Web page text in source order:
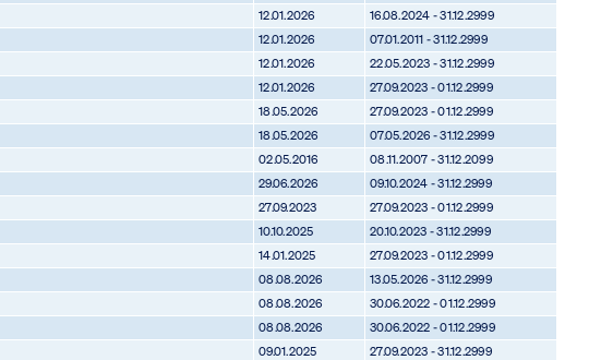
12.01.2026
16.08.2024 - 31.12.2999
12.01.2026
07.01.2011 - 31.12.2999
12.01.2026
22.05.2023 - 31.12.2999
12.01.2026
27.09.2023 - 01.12.2999
18.05.2026
27.09.2023 - 01.12.2999
18.05.2026
07.05.2026 - 31.12.2999
02.05.2016
08.11.2007 - 31.12.2099
29.06.2026
09.10.2024 - 31.12.2999
27.09.2023
27.09.2023 - 01.12.2999
10.10.2025
20.10.2023 - 31.12.2999
14.01.2025
27.09.2023 - 01.12.2999
08.08.2026
13.05.2026 - 31.12.2999
08.08.2026
30.06.2022 - 01.12.2999
08.08.2026
30.06.2022 - 01.12.2999
09.01.2025
27.09.2023 - 31.12.2999